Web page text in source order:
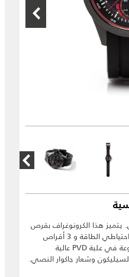
هذا الكرونوغراف بقرص
يعمل بالطاقة الشمسية مع مؤشر احتياطي الطاقة و 3 أقراص
فرعية إضافية ونافذة للتاريخ. موضوعة في علبة PVD عالية
وشعار جاكوار النصي.